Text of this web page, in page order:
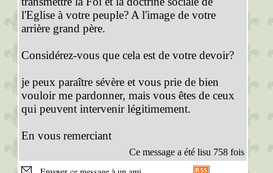
l'Eglise à votre peuple? A l'image de votre
arrière grand père.
Considérez-vous que cela est de votre devoir?
je peux paraître sévère et vous prie de bien
vouloir me pardonner, mais vous êtes de ceux
qui peuvent intervenir légitimement.
En vous remerciant
Ce message a été lisu 758 fois